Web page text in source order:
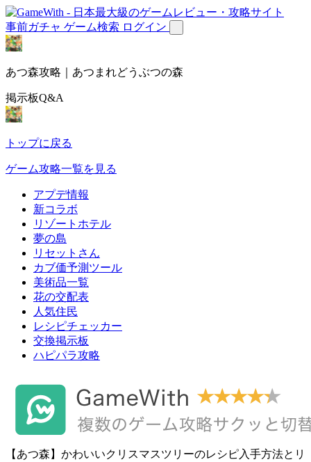
事前ガチャ ゲーム検索 ログイン
あつ森攻略｜あつまれどうぶつの森
掲示板Q&A
トップに戻る
ゲーム攻略一覧を見る
アプデ情報
新コラボ
リゾートホテル
夢の島
リセットさん
カブ価予測ツール
美術品一覧
花の交配表
人気住民
レシピチェッカー
交換掲示板
ハピパラ攻略
【あつ森】かわいいクリスマスツリーのレシピ入手方法とリ